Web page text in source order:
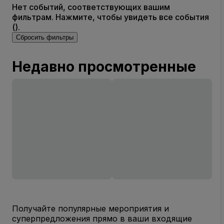
Нет событий, соответствующих вашим
фильтрам. Нажмите, чтобы увидеть все события
().
Сбросить фильтры
Недавно просмотренные
Получайте популярные мероприятия и
суперпредложения прямо в ваши входящие